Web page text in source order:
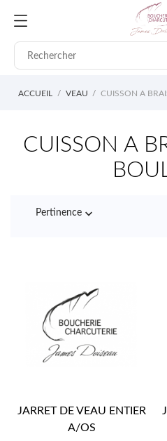
ACCUEIL VEAU CUISSON A
CUISSON A
Pertinence 
JARRET DE VEAU ENTIER
A/OS